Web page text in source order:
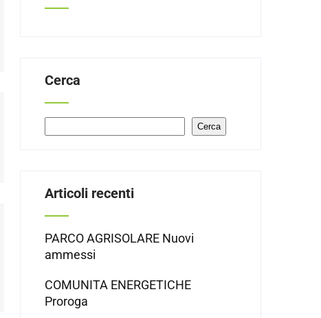
Cerca
Cerca
Articoli recenti
PARCO AGRISOLARE Nuovi
ammessi
COMUNITA ENERGETICHE
Proroga